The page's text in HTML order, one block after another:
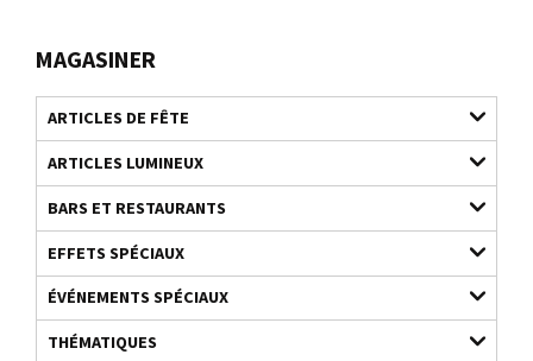
MAGASINER
ARTICLES DE FÊTE
ARTICLES LUMINEUX
BARS ET RESTAURANTS
EFFETS SPÉCIAUX
ÉVÉNEMENTS SPÉCIAUX
THÉMATIQUES